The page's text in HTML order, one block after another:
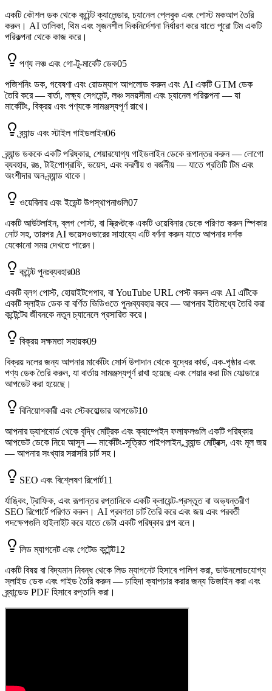
একটি কৌশল ডক থেকে কন্টেন্ট ক্যালেন্ডার, চ্যানেল প্লেবুক এবং পোস্ট মকআপ তৈরি
করুন। AI তালিকা, থিম এবং সৃজনশীল দিকনির্দেশনা নির্ধারণ করে যাতে পুরো টিম একটি
পরিকল্পনা থেকে কাজ করে।
পণ্য লঞ্চ এবং গো-টু-মার্কেট ডেক05
পজিশনিং ডক, গবেষণা এবং রোডম্যাপ আপলোড করুন এবং AI একটি GTM ডেক
তৈরি করে — বার্তা, লক্ষ্য সেগমেন্ট, লঞ্চ সময়সীমা এবং চ্যানেল পরিকল্পনা — যা
মার্কেটিং, বিক্রয় এবং পণ্যকে সামঞ্জস্যপূর্ণ রাখে।
ব্র্যান্ড এবং স্টাইল গাইডলাইন06
ব্র্যান্ড ডককে একটি পরিষ্কার, শেয়ারযোগ্য গাইডলাইন ডেকে রূপান্তর করুন — লোগো
ব্যবহার, রঙ, টাইপোগ্রাফি, ভয়েস, এবং করণীয় ও বর্জনীয় — যাতে প্রতিটি টিম এবং
অংশীদার অন-ব্র্যান্ড থাকে।
ওয়েবিনার এবং ইভেন্ট উপস্থাপনাগুলি07
একটি আউটলাইন, ব্লগ পোস্ট, বা স্ক্রিপ্টকে একটি ওয়েবিনার ডেকে পরিণত করুন স্পিকার
নোট সহ, তারপর AI ভয়েসওভারের সাহায্যে এটি বর্ণনা করুন যাতে আপনার দর্শক
যেকোনো সময় দেখতে পারেন।
কন্টেন্ট পুনঃব্যবহার08
একটি ব্লগ পোস্ট, হোয়াইটপেপার, বা YouTube URL পেস্ট করুন এবং AI এটিকে
একটি স্লাইড ডেক বা বর্ণিত ভিডিওতে পুনঃব্যবহার করে — আপনার ইতিমধ্যে তৈরি করা
কন্টেন্টের জীবনকে নতুন চ্যানেলে প্রসারিত করে।
বিক্রয় সক্ষমতা সহায়ক09
বিক্রয় দলের জন্য আপনার মার্কেটিং সোর্স উপাদান থেকে যুদ্ধের কার্ড, এক-পৃষ্ঠার এবং
পণ্য ডেক তৈরি করুন, যা বার্তায় সামঞ্জস্যপূর্ণ রাখা হয়েছে এবং শেয়ার করা টিম ফোল্ডারে
আপডেট করা হয়েছে।
বিনিয়োগকারী এবং স্টেকহোল্ডার আপডেট10
আপনার ড্যাশবোর্ড থেকে বৃদ্ধি মেট্রিক এবং ক্যাম্পেইন ফলাফলগুলি একটি পরিষ্কার
আপডেট ডেকে নিয়ে আসুন — মার্কেটিং-সূত্রিত পাইপলাইন, ব্র্যান্ড মেট্রিক্স, এবং মূল জয়
— আপনার সংখ্যার সরাসরি চার্ট সহ।
SEO এবং বিশ্লেষণ রিপোর্ট11
র্যাঙ্কিং, ট্রাফিক, এবং রূপান্তর রপ্তানিকে একটি ক্লায়েন্ট-প্রস্তুত বা অভ্যন্তরীণ
SEO রিপোর্টে পরিণত করুন। AI প্রবণতা চার্ট তৈরি করে এবং জয় এবং পরবর্তী
পদক্ষেপগুলি হাইলাইট করে যাতে ডেটা একটি পরিষ্কার গল্প বলে।
লিড ম্যাগনেট এবং গেটেড কন্টেন্ট12
একটি বিষয় বা বিদ্যমান নিবন্ধ থেকে লিড ম্যাগনেট হিসাবে পালিশ করা, ডাউনলোডযোগ্য
স্লাইড ডেক এবং গাইড তৈরি করুন — চাহিদা ক্যাপচার করার জন্য ডিজাইন করা এবং
ব্র্যান্ডেড PDF হিসাবে রপ্তানি করা।